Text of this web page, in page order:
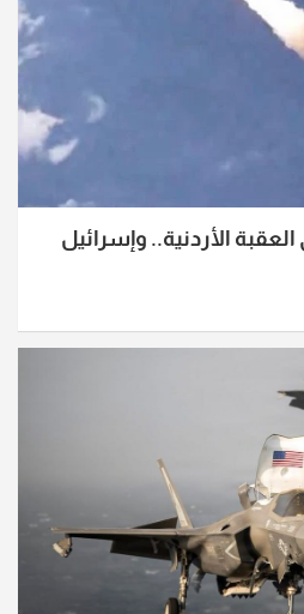
الأردنية.. وإسرائيل